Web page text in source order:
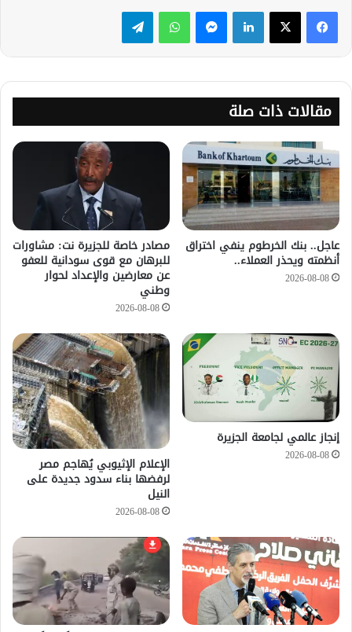
لينكدإن ماسنجر واتساب تيلقرام
مقالات ذات صلة
عاجل.. بنك الخرطوم ينفي اختراق
أنظمته ويحذر العملاء..
2026-08-08
مصادر خاصة للجزيرة نت: مشاورات
للبرهان مع قوى سودانية للعفو
عن معارضين والإعداد لحوار
وطني
2026-08-08
إنجاز عالمي لجامعة الجزيرة
2026-08-08 الإعلام الإثيوبي يُهاجم مصر
لرفضها بناء سدود جديدة على
النيل
2026-08-08